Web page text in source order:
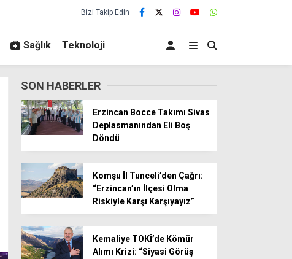
Bizi Takip Edin
Sağlık Teknoloji
SON HABERLER
Erzincan Bocce Takımı Sivas
Deplasmanından Eli Boş
Döndü
Komşu İl Tunceli’den Çağrı:
“Erzincan’ın İlçesi Olma
Riskiyle Karşı Karşıyayız”
Kemaliye TOKİ’de Kömür
Alımı Krizi: “Siyasi Görüş